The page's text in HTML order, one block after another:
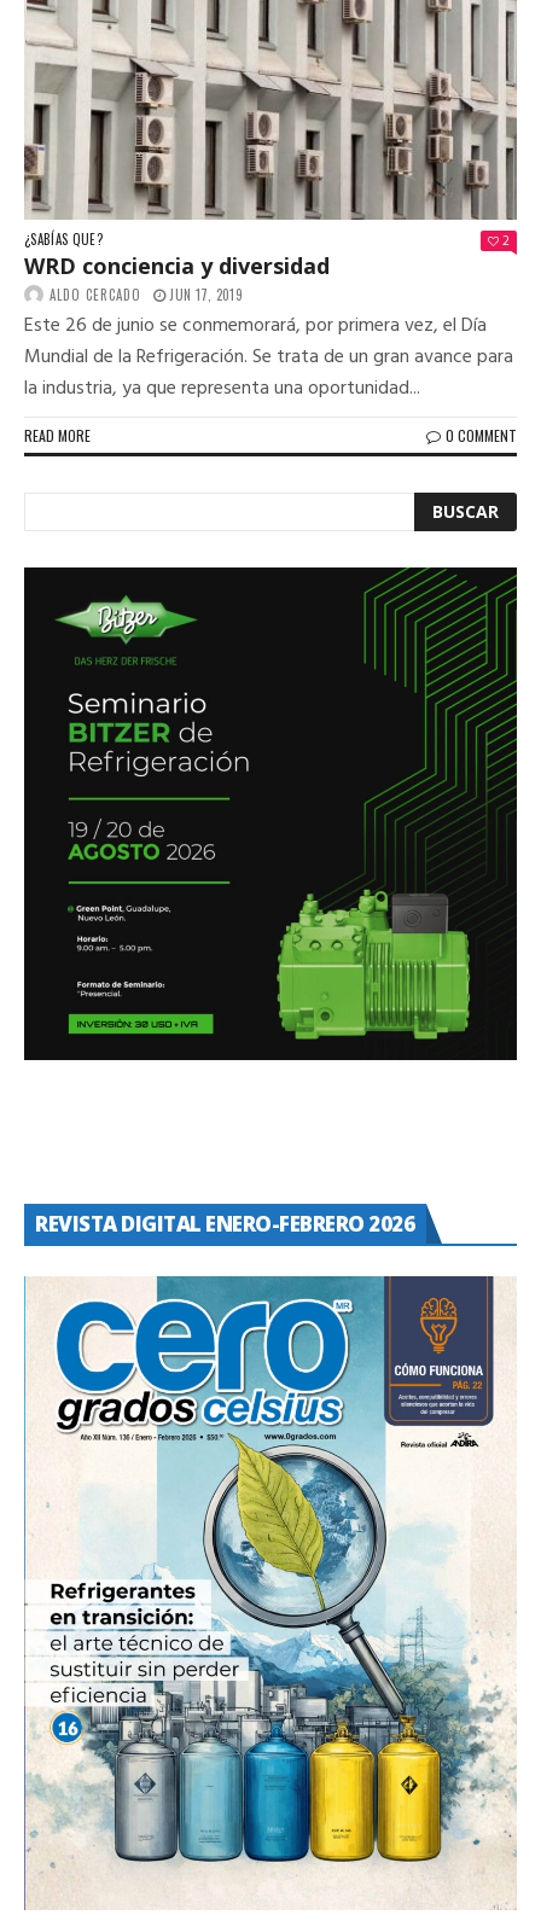
¿SABÍAS QUE? 2
WRD conciencia y diversidad
ALDO CERCADO JUN 17, 2019
Este 26 de junio se conmemorará, por primera vez, el Día
Mundial de la Refrigeración. Se trata de un gran avance para
la industria, ya que representa una oportunidad...
READ MORE 0 COMMENT
REVISTA DIGITAL ENERO-FEBRERO 2026